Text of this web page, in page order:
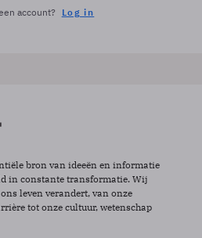
account? Log in
bron van ideeën en informatie
in constante transformatie. Wij
leven verandert, van onze
tot onze cultuur, wetenschap